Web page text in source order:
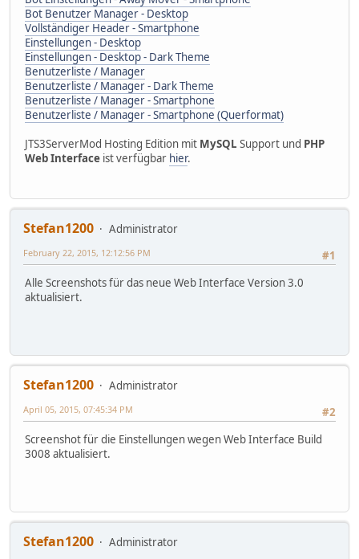
Bot Benutzer Manager - Desktop
Vollständiger Header - Smartphone
Einstellungen - Desktop
Einstellungen - Desktop - Dark Theme
Benutzerliste / Manager
Benutzerliste / Manager - Dark Theme
Benutzerliste / Manager - Smartphone
Benutzerliste / Manager - Smartphone (Querformat)
JTS3ServerMod Hosting Edition mit MySQL Support und PHP
Web Interface ist verfügbar hier.
Stefan1200
Administrator
#1
February 22, 2015, 12:12:56 PM
Alle Screenshots für das neue Web Interface Version 3.0
aktualisiert.
Stefan1200
Administrator
#2
April 05, 2015, 07:45:34 PM
Screenshot für die Einstellungen wegen Web Interface Build
3008 aktualisiert.
Stefan1200
Administrator